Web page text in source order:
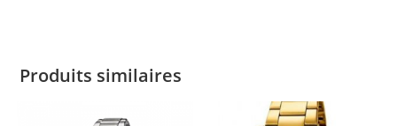
Produits similaires